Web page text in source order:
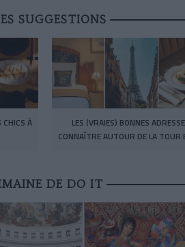
SUGGESTIONS
CHICS À
LES (VRAIES) BONNES
CONNAÎTRE AUTOUR DE LA TOUR
DE DO IT